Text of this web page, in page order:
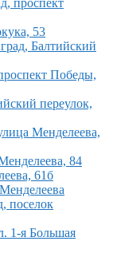
53
Балтийский
Победы,
переулок,
Менделеева,
84
61б
поселок
1-я Большая